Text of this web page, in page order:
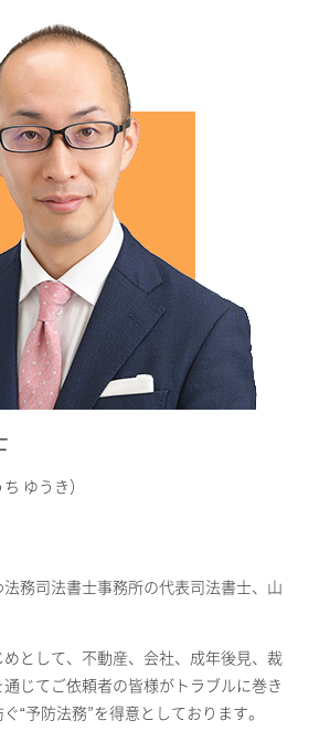
ち ゆうき）
務司法書士事務所の代表司法書士、山
として、不動産、会社、成年後見、裁
じてご依頼者の皆様がトラブルに巻き
“予防法務”を得意としております。